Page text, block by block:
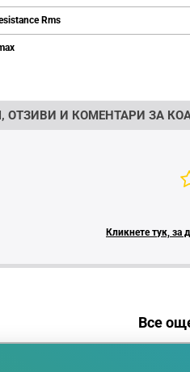
Rms
ОТЗИВИ И КОМЕНТАРИ ЗА
Кликнете тук, за
Все